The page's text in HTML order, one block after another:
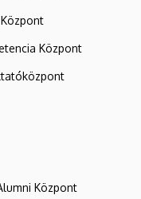
Központ
Központ